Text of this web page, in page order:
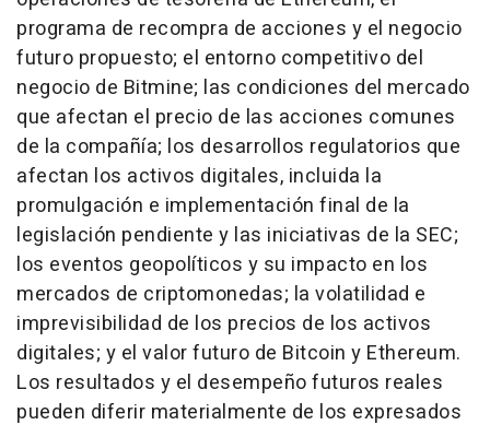
programa de recompra de acciones y el negocio
futuro propuesto; el entorno competitivo del
negocio de Bitmine; las condiciones del mercado
que afectan el precio de las acciones comunes
de la compañía; los desarrollos regulatorios que
afectan los activos digitales, incluida la
promulgación e implementación final de la
legislación pendiente y las iniciativas de la SEC;
los eventos geopolíticos y su impacto en los
mercados de criptomonedas; la volatilidad e
imprevisibilidad de los precios de los activos
digitales; y el valor futuro de Bitcoin y Ethereum.
Los resultados y el desempeño futuros reales
pueden diferir materialmente de los expresados